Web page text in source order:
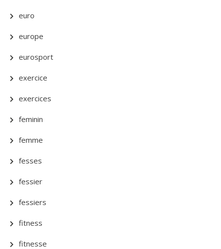
euro
europe
eurosport
exercice
exercices
feminin
femme
fesses
fessier
fessiers
fitness
fitnesse